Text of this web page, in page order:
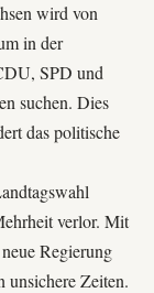
wird von
in der
SPD und
suchen. Dies
das politische
verlor. Mit
Regierung
unsichere Zeiten.